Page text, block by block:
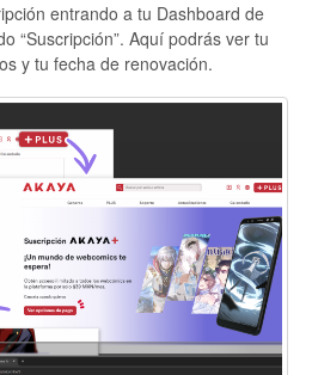
entrando a tu Dashboard de
“Suscripción”. Aquí podrás ver tu
y tu fecha de renovación.